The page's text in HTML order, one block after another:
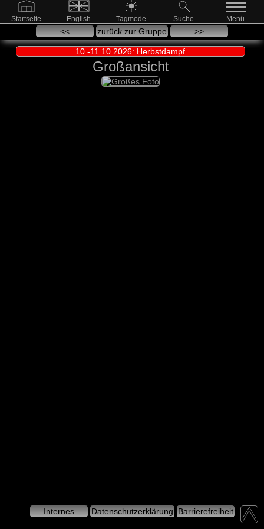
Startseite English Tagmode Suche Menü
<< zurück zur Gruppe >>
10.-11.10.2026: Herbstdampf
Großansicht
Internes Datenschutzerklärung Barrierefreiheit